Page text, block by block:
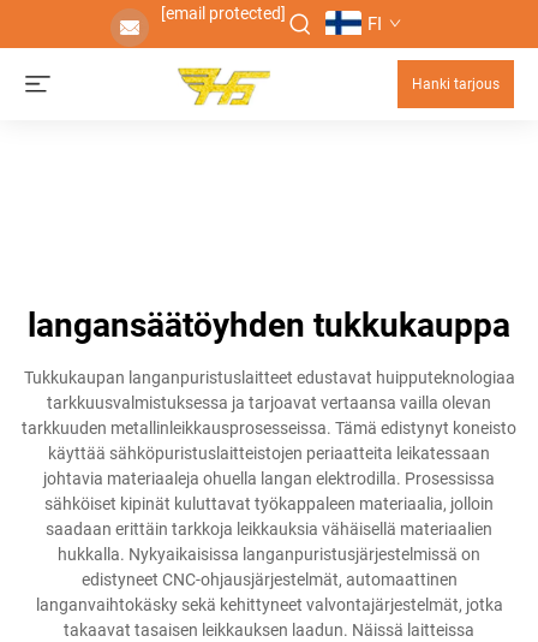
[email protected] FI
Hanki tarjous
langansäätöyhden tukkukauppa
Tukkukaupan langanpuristuslaitteet edustavat huipputeknologiaa
tarkkuusvalmistuksessa ja tarjoavat vertaansa vailla olevan
tarkkuuden metallinleikkausprosesseissa. Tämä edistynyt koneisto
käyttää sähköpuristuslaitteistojen periaatteita leikatessaan
johtavia materiaaleja ohuella langan elektrodilla. Prosessissa
sähköiset kipinät kuluttavat työkappaleen materiaalia, jolloin
saadaan erittäin tarkkoja leikkauksia vähäisellä materiaalien
hukkalla. Nykyaikaisissa langanpuristusjärjestelmissä on
edistyneet CNC-ohjausjärjestelmät, automaattinen
langanvaihtokäsky sekä kehittyneet valvontajärjestelmät, jotka
takaavat tasaisen leikkauksen laadun. Näissä laitteissa